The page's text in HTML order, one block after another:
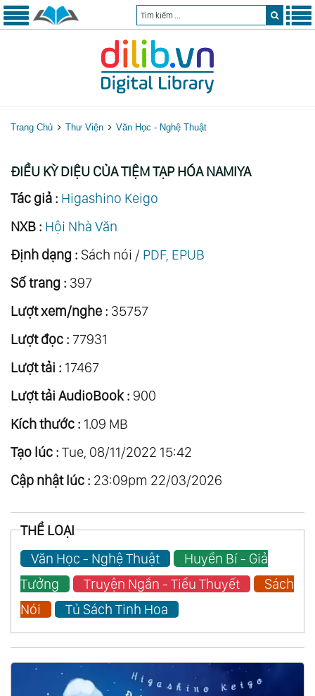
Trang Chủ Thư Viện Văn Học - Nghệ Thuật
ĐIỀU KỲ DIỆU CỦA TIỆM TẠP HÓA NAMIYA
Tác giả : Higashino Keigo
NXB : Hội Nhà Văn
Định dạng : Sách nói / PDF, EPUB
Số trang : 397
Lượt xem/nghe : 35757
Lượt đọc : 77931
Lượt tải : 17467
Lượt tải AudioBook : 900
Kích thước : 1.09 MB
Tạo lúc : Tue, 08/11/2022 15:42
Cập nhật lúc : 23:09pm 22/03/2026
THỂ LOẠI
Văn Học - Nghệ Thuật
Huyền Bí - Giả
Tưởng
Truyện Ngắn - Tiểu Thuyết
Sách
Nói
Tủ Sách Tinh Hoa